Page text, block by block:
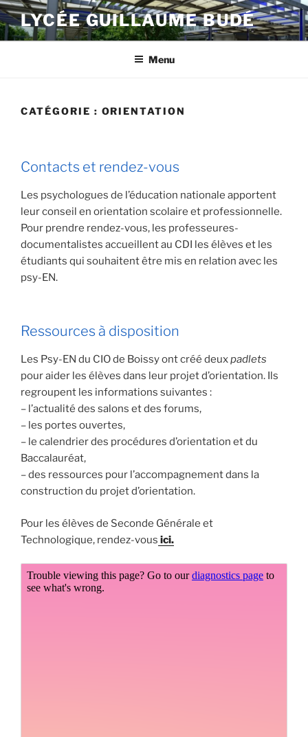
Aller
au
contenu
LYCÉE GUILLAUME BUDÉ
Menu
CATÉGORIE : ORIENTATION
LE
Contacts et rendez-vous
Les psychologues de l’éducation nationale apportent
leur conseil en orientation scolaire et professionnelle.
Pour prendre rendez-vous, les professeures-
documentalistes accueillent au CDI les élèves et les
étudiants qui souhaitent être mis en relation avec les
psy-EN.
Ressources à disposition
Les Psy-EN du CIO de Boissy ont créé deuxpadlets
pour aider les élèves dans leur projet d’orientation. Ils
regroupent les informations suivantes :
– l’actualité des salons et des forums,
– les portes ouvertes,
– le calendrier des procédures d’orientation et du
Baccalauréat,
– des ressources pour l’accompagnement dans la
construction du projet d’orientation.
Pour les élèves de Seconde Générale et
Technologique, rendez-vous ici.